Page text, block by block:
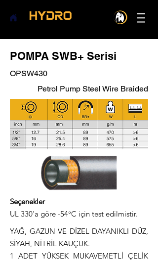
POMPA SWB+ Serisi
OPSW430
Petrol Pump Steel Wire Braided
Seçenekler
UL 330'a göre -54°C için test edilmistir.
YAĞ, GAZUN VE DİZEL DAYANIKLI DÜZ,
SİYAH, NİTRİL KAUÇUK.
1 ADET YÜKSEK MUKAVEMETLİ ÇELİK